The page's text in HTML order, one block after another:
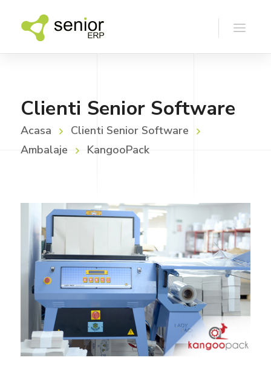
Clienti Senior Software
Acasa
Clienti Senior Software
Ambalaje
KangooPack